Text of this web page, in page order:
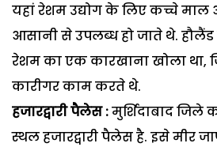
यहां रेशम उद्योग के लिए कच्चे
आसानी से उपलब्ध हो जाते थे. हौलैंड
रेशम का एक कारखाना खोला था,
कारीगर काम करते थे.
हजारद्वारी पैलेस :मुर्शिदाबाद जिले
स्थल हजारद्वारी पैलेस है. इसे मीर